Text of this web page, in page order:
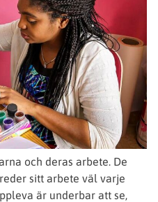
och deras arbete. De
sitt arbete väl varje
är underbar att se,